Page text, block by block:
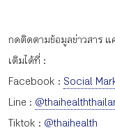
TH
กดติดตามข้อมูลข่าวสาร
เติมได้ที่ :
Facebook : Social
Line :
Tiktok : @thaihealth